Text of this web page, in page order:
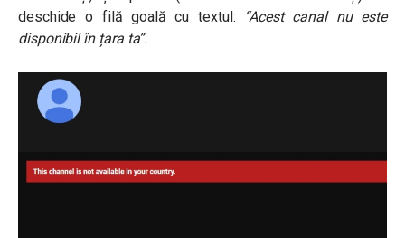
deschide o filă goală cu textul:
“Acest canal nu este
disponibil în țara ta”.